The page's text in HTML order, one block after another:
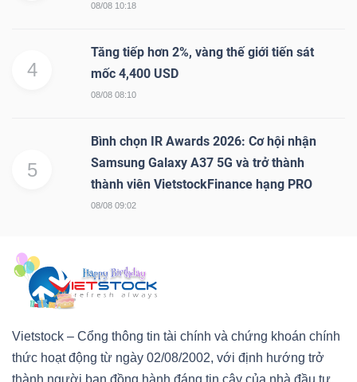
08/08 10:18
4
Tăng tiếp hơn 2%, vàng thế giới tiến sát
mốc 4,400 USD
08/08 08:10
5
Bình chọn IR Awards 2026: Cơ hội nhận
Samsung Galaxy A37 5G và trở thành
thành viên VietstockFinance hạng PRO
08/08 09:02
Vietstock – Cổng thông tin tài chính và chứng khoán chính
thức hoạt động từ ngày 02/08/2002, với định hướng trở